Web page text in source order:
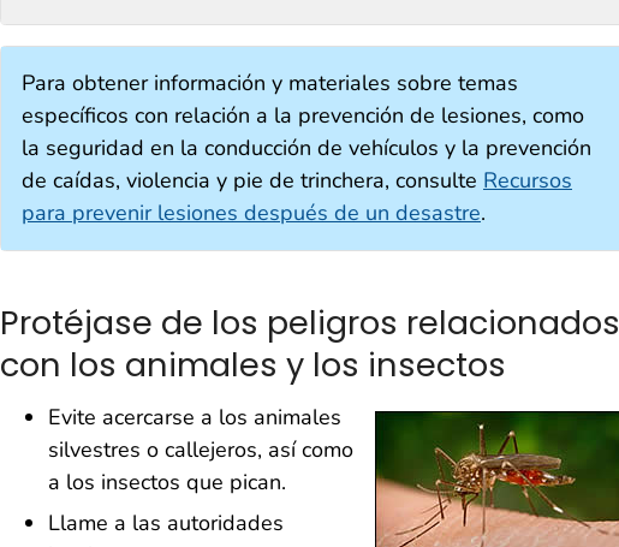
Para obtener información y materiales sobre temas
específicos con relación a la prevención de lesiones, como
la seguridad en la conducción de vehículos y la prevención
de caídas, violencia y pie de trinchera, consulte Recursos
para prevenir lesiones después de un desastre.
Protéjase de los peligros relacionados
con los animales y los insectos
Evite acercarse a los animales
silvestres o callejeros, así como
a los insectos que pican.
Llame a las autoridades